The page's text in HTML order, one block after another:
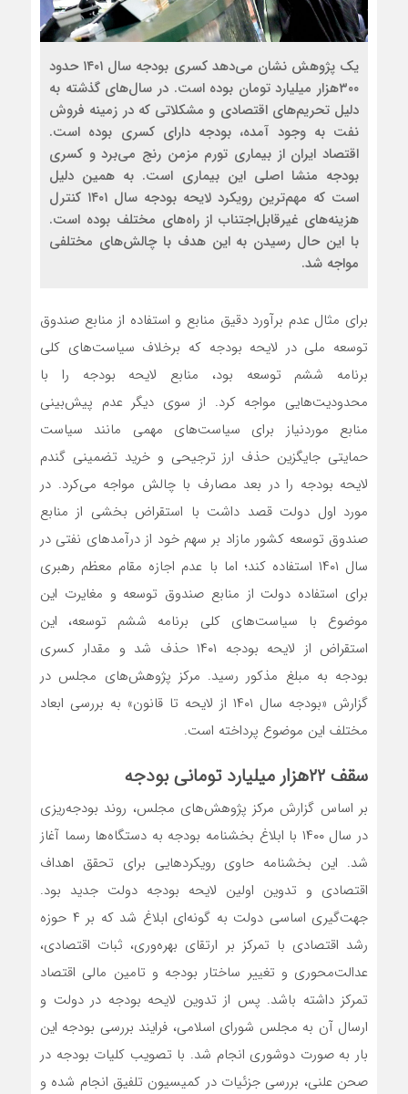
یک پژوهش نشان می‌دهد کسری بودجه سال ۱۴۰۱ حدود
۳۰۰هزار میلیارد تومان بوده است. در سال‌های گذشته به
دلیل تحریم‌های اقتصادی و مشکلاتی که در زمینه فروش
نفت به وجود آمده، بودجه دارای کسری بوده است.
اقتصاد ایران از بیماری تورم مزمن رنج می‌برد و کسری
بودجه منشا اصلی این بیماری است. به همین دلیل
است که مهم‌ترین رویکرد لایحه بودجه سال ۱۴۰۱ کنترل
هزینه‌های غیرقابل‌اجتناب از راه‌های مختلف بوده است.
با این حال رسیدن به این هدف با چالش‌های مختلفی
مواجه شد.
برای مثال عدم برآورد دقیق منابع و استفاده از منابع صندوق
توسعه ملی در لایحه بودجه که برخلاف سیاست‌های کلی
برنامه ششم توسعه بود، منابع لایحه بودجه را با
محدودیت‌هایی مواجه کرد. از سوی دیگر عدم پیش‌بینی
منابع موردنیاز برای سیاست‌های مهمی مانند سیاست
حمایتی جایگزین حذف ارز ترجیحی و خرید تضمینی گندم
لایحه بودجه را در بعد مصارف با چالش مواجه می‌کرد. در
مورد اول دولت قصد داشت با استقراض بخشی از منابع
صندوق توسعه کشور مازاد بر سهم خود از درآمدهای نفتی در
سال ۱۴۰۱ استفاده کند؛ اما با عدم اجازه مقام معظم رهبری
برای استفاده دولت از منابع صندوق توسعه و مغایرت این
موضوع با سیاست‌های کلی برنامه ششم توسعه، این
استقراض از لایحه بودجه ۱۴۰۱ حذف شد و مقدار کسری
بودجه به مبلغ مذکور رسید. مرکز پژوهش‌های مجلس در
گزارش «بودجه سال ۱۴۰۱ از لایحه تا قانون» به بررسی ابعاد
مختلف این موضوع پرداخته است.
سقف ۲۲هزار میلیارد تومانی بودجه
بر اساس گزارش مرکز پژوهش‌های مجلس، روند بودجه‌ریزی
در سال ۱۴۰۰ با ابلاغ بخشنامه بودجه به دستگاه‌ها رسما آغاز
شد. این بخشنامه حاوی رویکردهایی برای تحقق اهداف
اقتصادی و تدوین اولین لایحه بودجه دولت جدید بود.
جهت‌گیری اساسی دولت به گونه‌ای ابلاغ شد که بر ۴ حوزه
رشد اقتصادی با تمرکز بر ارتقای بهره‌وری، ثبات اقتصادی،
عدالت‌محوری و تغییر ساختار بودجه و تامین مالی اقتصاد
تمرکز داشته باشد. پس از تدوین لایحه بودجه در دولت و
ارسال آن به مجلس شورای اسلامی، فرایند بررسی بودجه این
بار به صورت دوشوری انجام شد. با تصویب کلیات بودجه در
صحن علنی، بررسی جزئیات در کمیسیون تلفیق انجام شده و